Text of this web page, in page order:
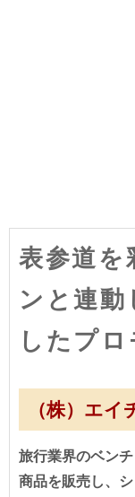
表参道を
ンと連
したプ
（株）エイ
旅行業界のベン
商品を販売し、